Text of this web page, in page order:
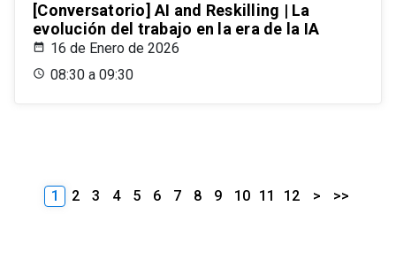
[Conversatorio] AI and Reskilling | La
evolución del trabajo en la era de la IA
16 de Enero de 2026
08:30 a 09:30
1 2 3 4 5 6 7 8 9 10 11 12 > >>